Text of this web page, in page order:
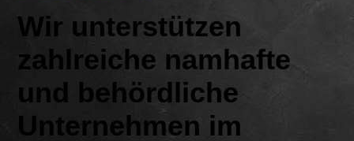
Wir unterstützen
zahlreiche namhafte
und behördliche
Unternehmen im